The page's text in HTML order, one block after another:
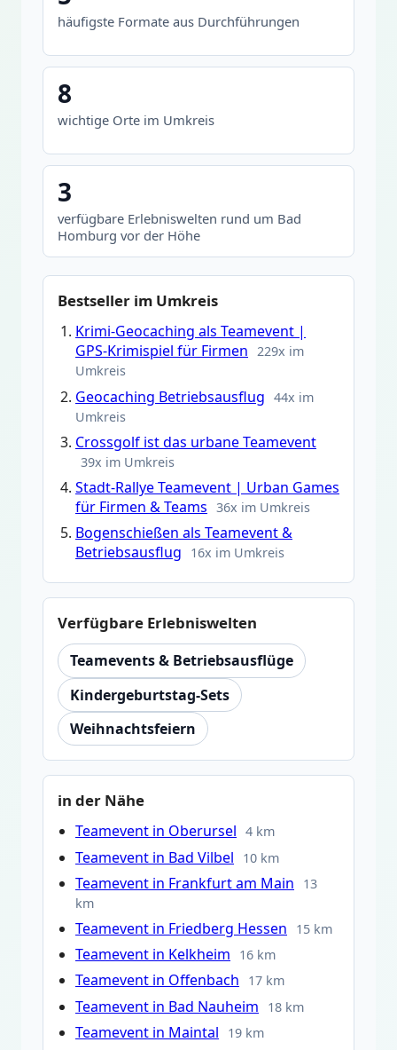
häufigste Formate aus Durchführungen
8
wichtige Orte im Umkreis
3
verfügbare Erlebniswelten rund um Bad
Homburg vor der Höhe
Bestseller im Umkreis
Krimi-Geocaching als Teamevent |
GPS-Krimispiel für Firmen 229x im
Umkreis
Geocaching Betriebsausflug 44x im
Umkreis
Crossgolf ist das urbane Teamevent
39x im Umkreis
Stadt-Rallye Teamevent | Urban Games
für Firmen & Teams 36x im Umkreis
Bogenschießen als Teamevent &
Betriebsausflug
16x im Umkreis
Verfügbare Erlebniswelten
Teamevents & Betriebsausflüge
Kindergeburtstag-Sets
Weihnachtsfeiern
in der Nähe
Teamevent in Oberursel 4 km
Teamevent in Bad Vilbel 10 km
Teamevent in Frankfurt am Main
13
km
Teamevent in Friedberg Hessen 15 km
Teamevent in Kelkheim 16 km
Teamevent in Offenbach 17 km
Teamevent in Bad Nauheim 18 km
Teamevent in Maintal 19 km